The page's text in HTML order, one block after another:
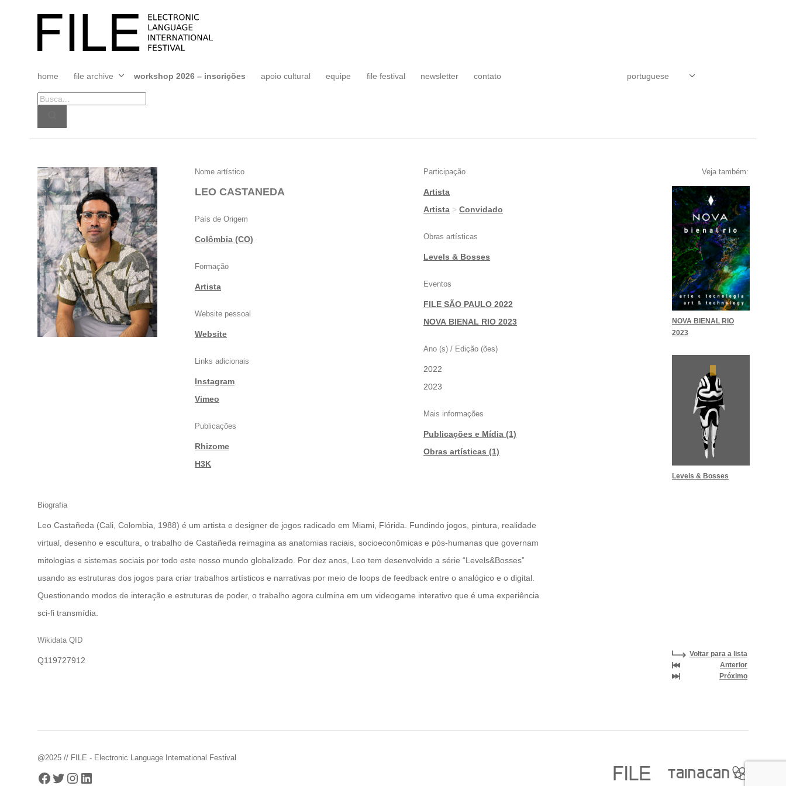
FILE
FESTIVAL
home file archive
Abrir
menu
workshop 2026 – inscrições apoio cultural equipe file festival newsletter contato
LEO
CASTANEDA
Nome artístico
LEO CASTANEDA
País de Origem
Colômbia (CO)
Formação
Artista
Website pessoal
Website
Links adicionais
Instagram
|Vimeo
Publicações
Rhizome
|H3K
Participação
Artista
|Artista > Convidado
Obras artísticas
Levels & Bosses
Eventos
FILE SÃO PAULO 2022
|NOVA BIENAL RIO 2023
Ano (s) / Edição (ões)
2022
|2023
Mais informações
Publicações e Mídia (1)
|Obras artísticas (1)
Biografia
Leo Castañeda (Cali, Colombia, 1988) é um artista e designer de jogos radicado em Miami, Flórida. Fundindo jogos, pintura, realidade
virtual, desenho e escultura, o trabalho de Castañeda reimagina as anatomias raciais, socioeconômicas e pós-humanas que governam
mitologias e sistemas sociais por todo este nosso mundo globalizado. Por dez anos, Leo tem desenvolvido a série “Levels&Bosses”
usando as estruturas dos jogos para criar trabalhos artísticos e narrativas por meio de loops de feedback entre o analógico e o digital.
Questionando modos de interação e estruturas de poder, o trabalho agora culmina em um videogame interativo que é uma experiência
sci-fi transmídia.
Wikidata QID
Q119727912
Veja também:
NOVA BIENAL RIO
2023
Levels & Bosses
Voltar para a lista
Anterior
Próximo
@2025 // FILE - Electronic Language International Festival
Facebook
Twitter
Instagram
LinkedIn